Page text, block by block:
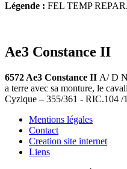
Légende : FEL TEMP
Ae3 Constance II
6572 Ae3 Constance II A/ D
a terre avec sa monture, le
Cyzique – 355/361 - RIC.104
Mentions légales
Contact
Creation site internet
Liens